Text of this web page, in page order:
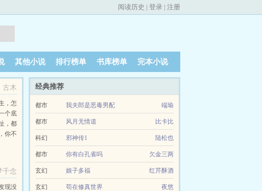
阅读历史 | 登录 | 注册
其他小说 排行榜单 书库榜单 完本小说
古木
，怎
个底
，都
你不
千念
现没
经典推荐
都市 我夫郎是恶毒男配 端瑜
都市 风月无情道 比卡比
科幻 邪神传1 陆松也
都市 你有白孔雀吗 欠金三两
玄幻 娘子多福 红芹酥酒
玄幻 苟在修真世界 夜悠